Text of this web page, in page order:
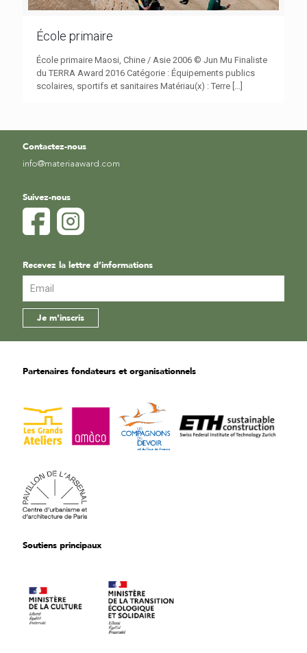
École primaire
École primaire Maosi, Chine / Asie 2006 © Jun Mu Finaliste
du TERRA Award 2016 Catégorie : Équipements publics
scolaires, sportifs et sanitaires Matériau(x) : Terre […]
Contactez-nous
info@materiaaward.com
Suivez-nous
Recevez la lettre d’informations
Partenaires fondateurs et organisationnels
Soutiens principaux